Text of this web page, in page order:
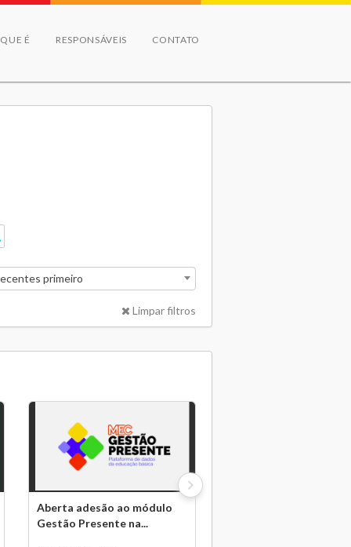
É RESPONSÁVEIS CONTATO
primeiro
Limpar filtros
Aberta adesão ao módulo
Gestão Presente na...